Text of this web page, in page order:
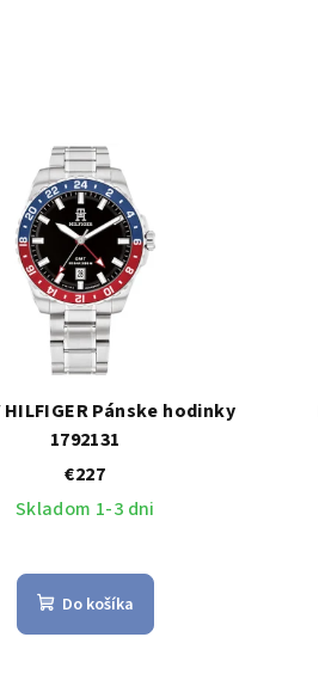
HILFIGER Pánske hodinky
1792131
€227
Skladom 1-3 dni
Do košíka